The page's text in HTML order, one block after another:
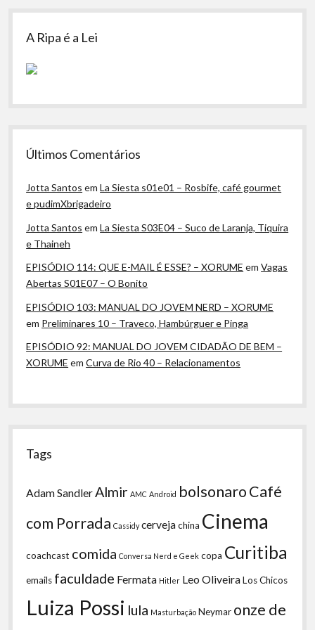
A Ripa é a Lei
Últimos Comentários
Jotta Santos emLa Siesta s01e01 – Rosbife, café gourmet
e pudimXbrigadeiro
Jotta Santos emLa Siesta S03E04 – Suco de Laranja, Tiquira
e Thaineh
EPISÓDIO 114: QUE E-MAIL É ESSE? – XORUME emVagas
Abertas S01E07 – O Bonito
EPISÓDIO 103: MANUAL DO JOVEM NERD – XORUME
em Preliminares 10 – Traveco, Hambúrguer e Pinga
EPISÓDIO 92: MANUAL DO JOVEM CIDADÃO DE BEM –
XORUME emCurva de Rio 40 – Relacionamentos
Tags
Adam Sandler Almir AMC Android bolsonaroCafé
com Porrada Cassidy cervejachina Cinema
coachcast comida Conversa Nerd e Geek copa Curitiba
emails faculdade Fermata Hitler Leo OliveiraLos Chicos
Luiza Possi lula Masturbação Neymar onze de